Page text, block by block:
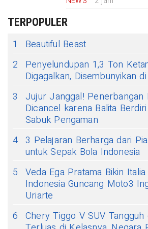
TERPOPULER
1
Beautiful Beast
2
Penyelundupan 1,3 Ton
Digagalkan, Disembunyikan
3
Jujur Janggal! Penerbangan
Dicancel karena Balita
Sabuk Pengaman
4 3 Pelajaran Berharga dari
untuk Sepak Bola Indonesia
5 Veda Ega Pratama Bikin
Indonesia Guncang Moto3
Uriarte
6 Chery Tiggo V SUV